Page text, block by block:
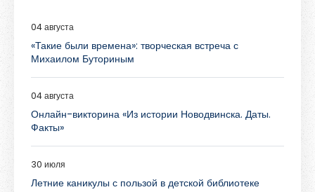
04 августа
«Такие были времена»: творческая встреча с
Михаилом Буториным
04 августа
Онлайн-викторина «Из истории Новодвинска. Даты.
Факты»
30 июля
Летние каникулы с пользой в детской библиотеке